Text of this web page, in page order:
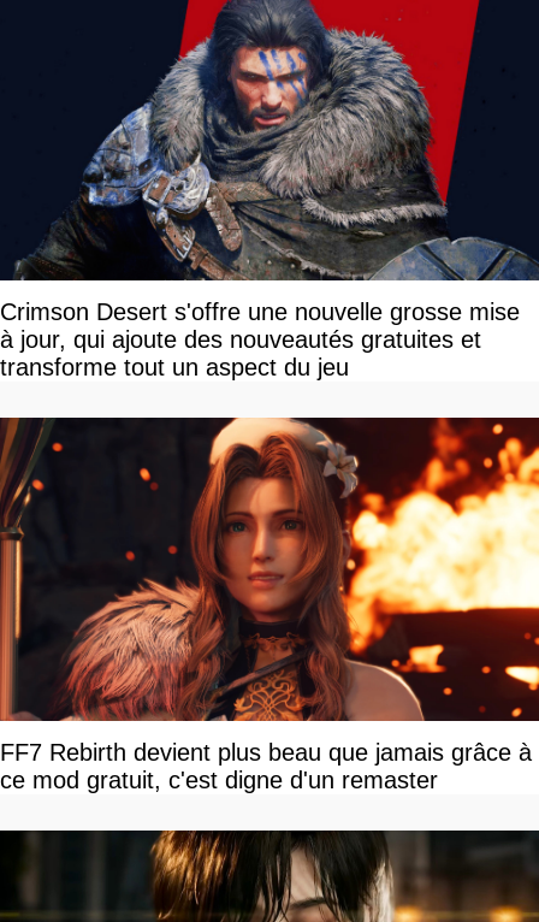
Crimson Desert s'offre une nouvelle grosse mise
à jour, qui ajoute des nouveautés gratuites et
transforme tout un aspect du jeu
FF7 Rebirth devient plus beau que jamais grâce à
ce mod gratuit, c'est digne d'un remaster